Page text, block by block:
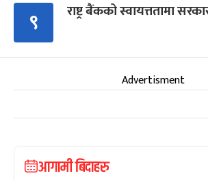
९ राष्ट्र बैंकको स्वायत्ततामा
Advertisment
आगामी बिदाहरु